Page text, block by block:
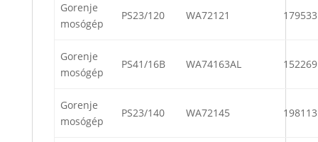
Gorenje
mosógép
PS23/120 WA72121 179533
Gorenje
mosógép
PS41/16B WA74163AL 152269
Gorenje
mosógép
PS23/140 WA72145 198113